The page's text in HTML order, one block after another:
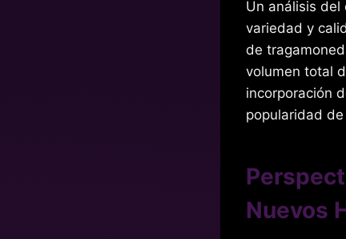
Un análisis
variedad y
de
volumen total
incorporación
popularidad
Nuevos